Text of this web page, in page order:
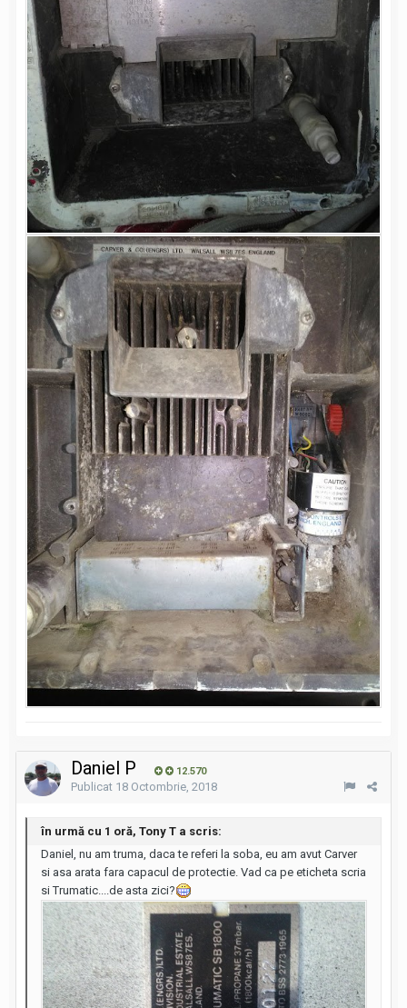
Daniel P 12.570
Publicat 18 Octombrie, 2018
în urmă cu 1 oră, Tony T a scris:
Daniel, nu am truma, daca te referi la soba, eu am avut Carver
si asa arata fara capacul de protectie. Vad ca pe eticheta scria
si Trumatic....de asta zici?